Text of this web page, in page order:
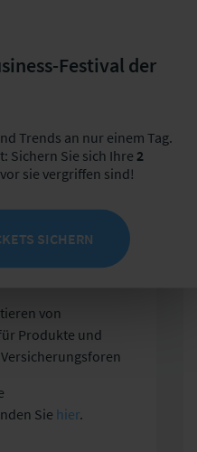
viele weitere
für alle
den Zugang zum
für Kooperationen,
von
Produkte und
Sie hier.
Festival der
Trends an nur einem Tag.
Sichern Sie sich Ihre 2
sie vergriffen sind!
SICHERN